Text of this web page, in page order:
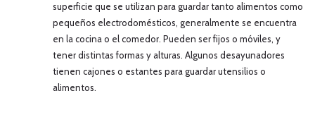
superficie que se utilizan para guardar tanto alimentos como
pequeños electrodomésticos, generalmente se encuentra
en la cocina o el comedor. Pueden ser fijos o móviles, y
tener distintas formas y alturas. Algunos desayunadores
tienen cajones o estantes para guardar utensilios o
alimentos.